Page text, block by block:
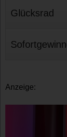
Glücksrad
Anzeige: